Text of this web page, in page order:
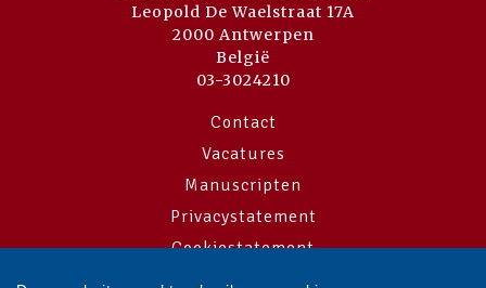
Leopold De Waelstraat 17A
2000 Antwerpen
België
03-3024210
Contact
Vacatures
Manuscripten
Privacystatement
Cookiestatement